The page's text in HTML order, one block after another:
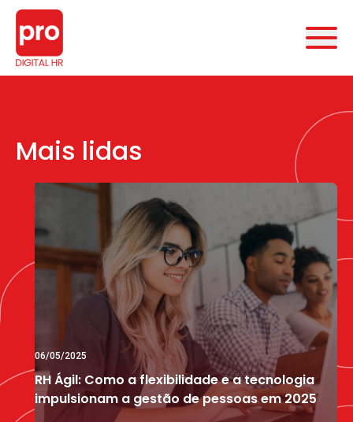
Mais lidas
06/05/2025
RH Ágil: Como a flexibilidade e a tecnologia
impulsionam a gestão de pessoas em 2025